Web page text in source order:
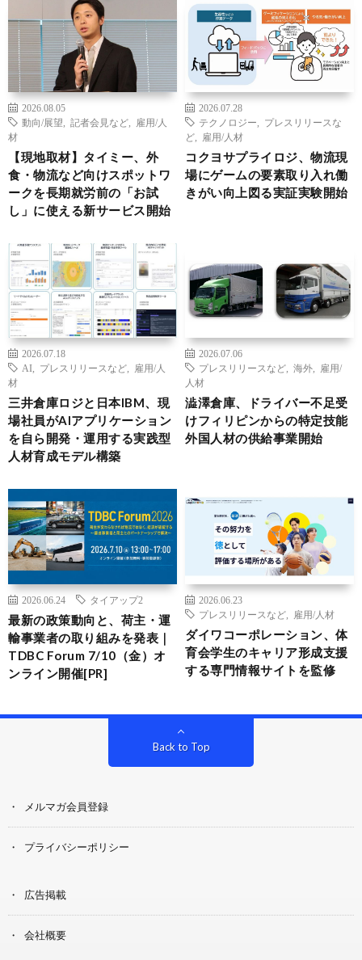
2026.08.05
動向/展望
記者会見など
雇用/人
材
【現地取材】タイミー、外
食・物流など向けスポットワ
ークを長期就労前の「お試
し」に使える新サービス開始
2026.07.28
テクノロジー
プレスリリースな
ど
雇用/人材
コクヨサプライロジ、物流現
場にゲームの要素取り入れ働
きがい向上図る実証実験開始
2026.07.18
AI
プレスリリースなど
雇用/人
材
三井倉庫ロジと日本IBM、現
場社員がAIアプリケーション
を自ら開発・運用する実践型
人材育成モデル構築
2026.07.06
プレスリリースなど
海外
雇用/
人材
澁澤倉庫、ドライバー不足受
けフィリピンからの特定技能
外国人材の供給事業開始
2026.06.24 タイアップ2
最新の政策動向と、荷主・運
輸事業者の取り組みを発表｜
TDBC Forum 7/10（金）オ
ンライン開催[PR]
2026.06.23
プレスリリースなど
雇用/人材
ダイワコーポレーション、体
育会学生のキャリア形成支援
する専門情報サイトを監修
Back to Top
メルマガ会員登録
プライバシーポリシー
広告掲載
会社概要